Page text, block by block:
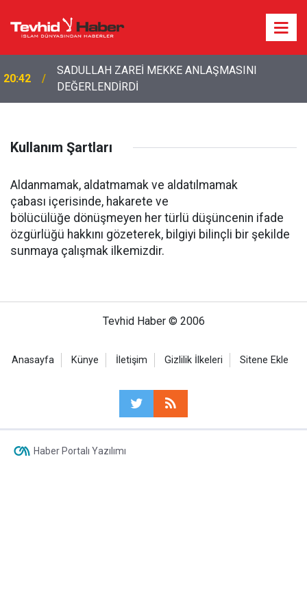
20:42
SADULLAH ZAREİ MEKKE ANLAŞMASINI
DEĞERLENDİRDİ
Kullanım Şartları
Aldanmamak, aldatmamak ve aldatılmamak
çabası içerisinde, hakarete ve
bölücülüğe dönüşmeyen her türlü düşüncenin ifade
özgürlüğü hakkını gözeterek, bilgiyi bilinçli bir şekilde
sunmaya çalışmak ilkemizdir.
Tevhid Haber © 2006
Anasayfa Künye İletişim Gizlilik İlkeleri Sitene Ekle
Haber Portalı Yazılımı